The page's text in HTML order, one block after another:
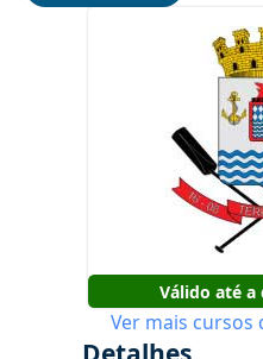
Válido até a
Ver mais